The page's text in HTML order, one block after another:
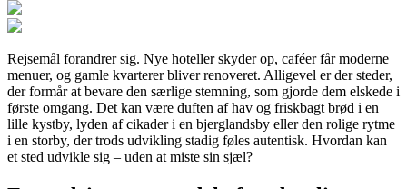
Rejsemål forandrer sig. Nye hoteller skyder op, caféer får moderne
menuer, og gamle kvarterer bliver renoveret. Alligevel er der steder,
der formår at bevare den særlige stemning, som gjorde dem elskede i
første omgang. Det kan være duften af hav og friskbagt brød i en
lille kystby, lyden af cikader i en bjerglandsby eller den rolige rytme
i en storby, der trods udvikling stadig føles autentisk. Hvordan kan
et sted udvikle sig – uden at miste sin sjæl?